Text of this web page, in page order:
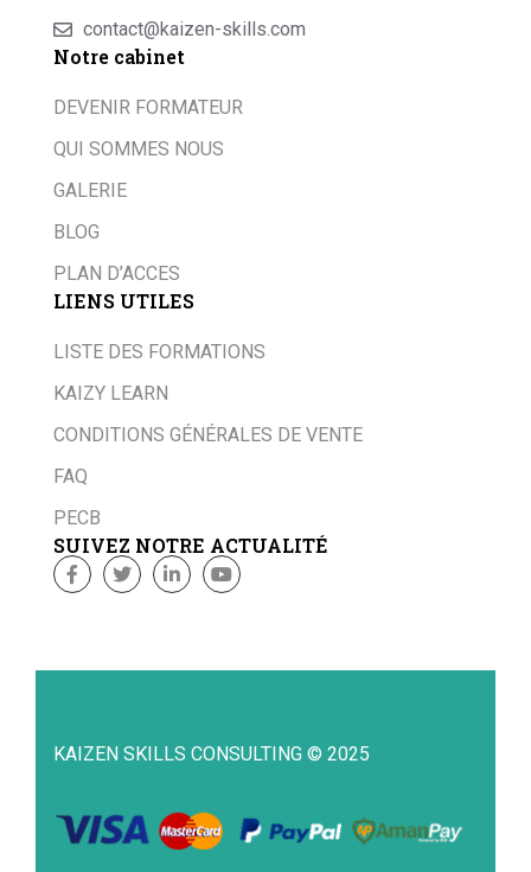
contact@kaizen-skills.com
Notre cabinet
DEVENIR FORMATEUR
QUI SOMMES NOUS
GALERIE
BLOG
PLAN D’ACCES
LIENS UTILES
LISTE DES FORMATIONS
KAIZY LEARN
CONDITIONS GÉNÉRALES DE VENTE
FAQ
PECB
SUIVEZ NOTRE ACTUALITÉ
KAIZEN SKILLS CONSULTING © 2025